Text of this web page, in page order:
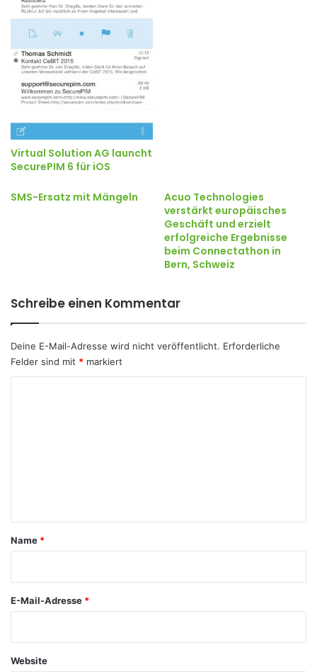
Virtual Solution AG launcht
SecurePIM 6 für iOS
SMS-Ersatz mit Mängeln
Acuo Technologies
verstärkt europäisches
Geschäft und erzielt
erfolgreiche Ergebnisse
beim Connectathon in
Bern, Schweiz
Schreibe einen Kommentar
Deine E-Mail-Adresse wird nicht veröffentlicht. Erforderliche
Felder sind mit * markiert
a
Name *
E-Mail-Adresse *
Website